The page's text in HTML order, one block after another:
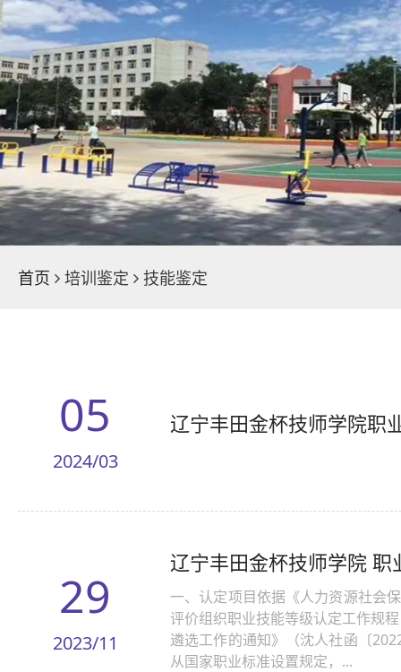
特色优势
师资力量
学院荣誉
魅力校园
新闻中心
工会工作
首页 培训鉴定 技能鉴定
05
2024/03
辽宁丰田金杯技师学院职
29
2023/11
辽宁丰田金杯技师学院 职
一、认定项目依据《人力资源社会
评价组织职业技能等级认定工作规
遴选工作的通知》（沈人社函〔
从国家职业标准设置规定，...